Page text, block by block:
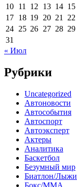
10 11 12 13 14 15
17 18 19 20 21 22
24 25 26 27 28 29
31
« Июл
Рубрики
Uncategorized
Автоновости
Автособытия
Автоспорт
Автоэксперт
Актеры
Аналитика
Баскетбол
Безумный мир
Биатлон/Лыжи
Бокс/MMA